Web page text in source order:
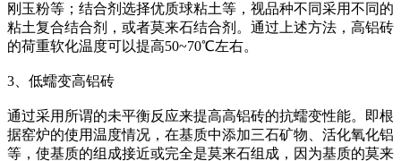
刚玉粉等；结合剂选择优质球粘土等，视品种不同采用不同的
粘土复合结合剂，或者莫来石结合剂。通过上述方法，高铝砖
的荷重软化温度可以提高50~70℃左右。
3、低蠕变高铝砖
通过采用所谓的未平衡反应来提高高铝砖的抗蠕变性能。即根
据窑炉的使用温度情况，在基质中添加三石矿物、活化氧化铝
等，使基质的组成接近或完全是莫来石组成，因为基质的莫来